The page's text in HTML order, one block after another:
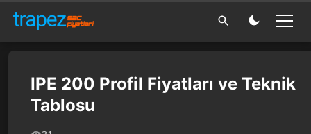
IPE 200 Profil Fiyatları ve Teknik
Tablosu